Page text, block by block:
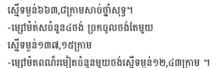
ស្មើទម្ងន់៦៦៣,៨ក្រាមសាច់ថ្នាំសុទ្ធ។
-ម្សៅម៉ត់សចំនួន៤ថង់ ច្រកចូលថង់តែមួយ
ស្មើទម្ងន់១៣៧,១៥ក្រាម
-ម្សៅម៉តពណ៏រមៀតចំនួនមួយថង់ស្មើទម្ងន់១២,៤៣ក្រាម ។